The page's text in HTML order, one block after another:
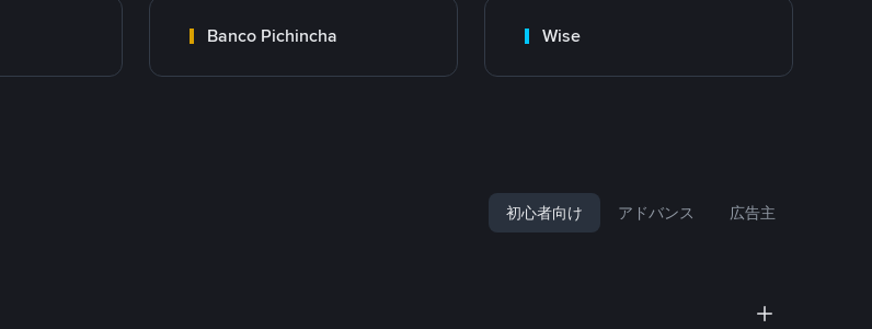
Banco Pichincha Wise
初心者向け アドバンス 広告主